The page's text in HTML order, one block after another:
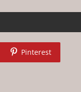
Pinterest